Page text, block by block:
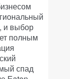
и выбор
полным
спад